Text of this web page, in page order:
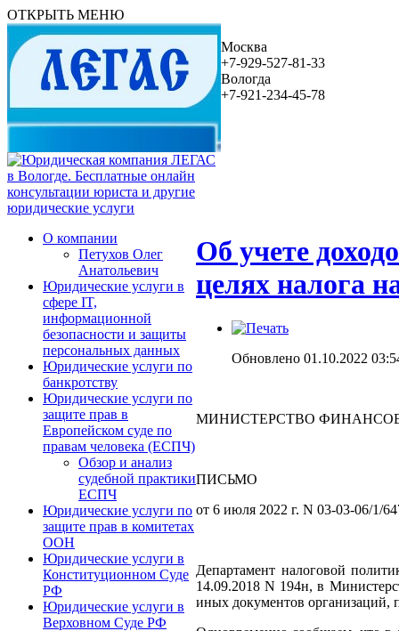
ОТКРЫТЬ МЕНЮ
Москва
+7-929-527-81-33
Вологда
+7-921-234-45-78
О компании
Петухов Олег
Анатольевич
Юридические услуги в
сфере IT,
информационной
безопасности и защиты
персональных данных
Юридические услуги по
банкротству
Юридические услуги по
защите прав в
Европейском суде по
правам человека (ЕСПЧ)
Обзор и анализ
судебной практики
ЕСПЧ
Юридические услуги по
защите прав в комитетах
ООН
Юридические услуги в
Конституционном Суде
РФ
Юридические услуги в
Верховном Суде РФ
Об учете
целях налога
Обновлено 01.10.2022
МИНИСТЕРСТВО
ПИСЬМО
от 6 июля 2022 г. N 03-03-06/1/
Департамент налоговой
14.09.2018 N 194н, в
иных документов организаций,